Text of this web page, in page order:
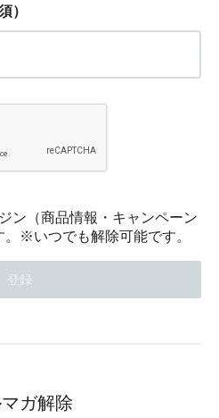
）
ン（商品情報・キャンペーン
※いつでも解除可能です。
ガ解除